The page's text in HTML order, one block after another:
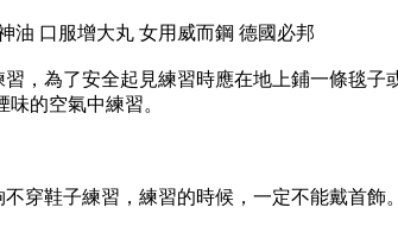
油 口服增大丸 女用威而鋼 德國必邦
，為了安全起見練習時應在地上鋪一條毯
的空氣中練習。
穿鞋子練習，練習的時候，一定不能戴首飾。